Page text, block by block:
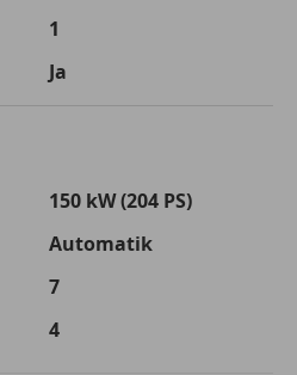
1
Ja
150 kW (204 PS)
Automatik
7
4